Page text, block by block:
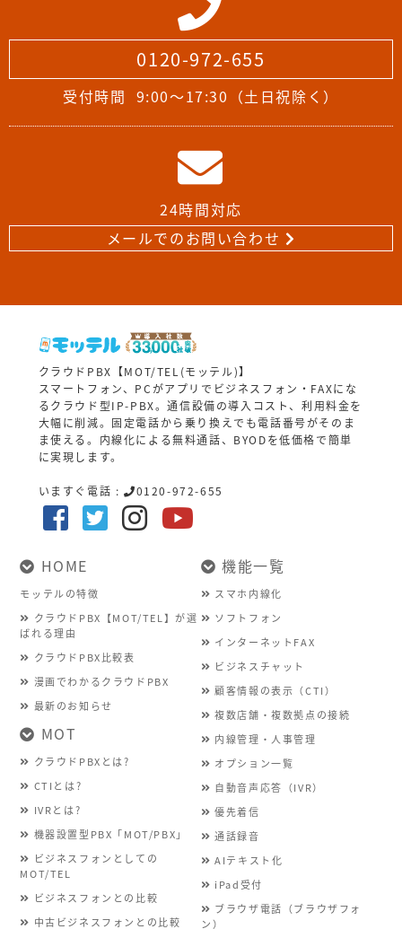
0120-972-655
受付時間 9:00～17:30（土日祝除く）
24時間対応
メールでのお問い合わせ
クラウドPBX【MOT/TEL(モッテル)】
スマートフォン、PCがアプリでビジネスフォン・FAXにな
るクラウド型IP-PBX。通信設備の導入コスト、利用料金を
大幅に削減。固定電話から乗り換えでも電話番号がそのま
ま使える。内線化による無料通話、BYODを低価格で簡単
に実現します。
いますぐ電話 : 0120-972-655
HOME
モッテルの特徴
クラウドPBX【MOT/TEL】が選
ばれる理由
クラウドPBX比較表
漫画でわかるクラウドPBX
最新のお知らせ
MOT
クラウドPBXとは?
CTIとは?
IVRとは?
機器設置型PBX「MOT/PBX」
ビジネスフォンとしての
MOT/TEL
ビジネスフォンとの比較
中古ビジネスフォンとの比較
機能一覧
スマホ内線化
ソフトフォン
インターネットFAX
ビジネスチャット
顧客情報の表示（CTI）
複数店舗・複数拠点の接続
内線管理・人事管理
オプション一覧
自動音声応答（IVR）
優先着信
通話録音
AIテキスト化
iPad受付
ブラウザ電話（ブラウザフォ
ン）